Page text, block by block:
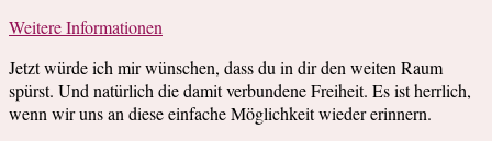
Weitere Informationen
Jetzt würde ich mir wünschen, dass du in dir den weiten Raum
spürst. Und natürlich die damit verbundene Freiheit. Es ist herrlich,
wenn wir uns an diese einfache Möglichkeit wieder erinnern.